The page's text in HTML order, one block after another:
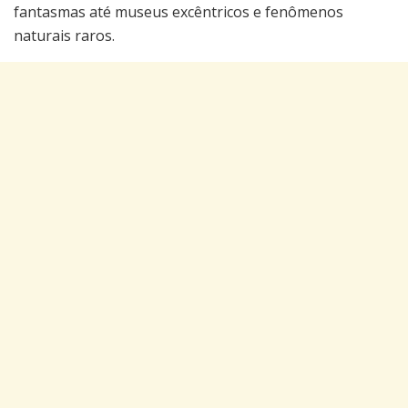
fantasmas até museus excêntricos e fenômenos
naturais raros.